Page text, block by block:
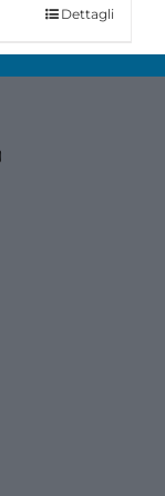
Dettagli